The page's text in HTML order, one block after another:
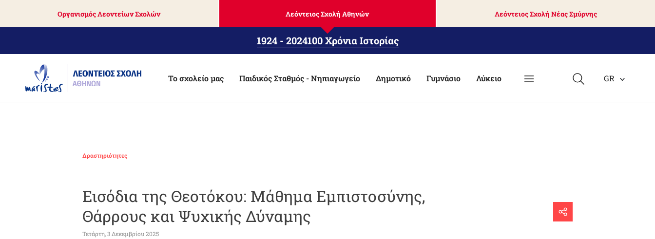
main
Οργανισμός Λεοντείων Σχολών Λεόντειος Σχολή Αθηνών Λεόντειος Σχολή Νέας Σμύρνης
1924 - 2024100 Χρόνια Ιστορίας
Το σχολείο μας Παιδικός Σταθμός - Νηπιαγωγείο Δημοτικό Γυμνάσιο Λύκειο GR
Δραστηριότητες
Εισόδια της Θεοτόκου: Μάθημα Εμπιστοσύνης,
Θάρρους και Ψυχικής Δύναμης
Τετάρτη, 3 Δεκεμβρίου 2025